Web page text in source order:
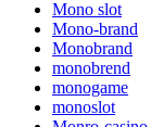
Mono slot
Mono-brand
Monobrand
monobrend
monogame
monoslot